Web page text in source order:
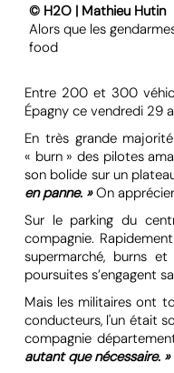
© H2O | Mathieu Hutin
Alors que les
food
Entre 200 et 300
Épagny ce vendredi 29
En très grande
« burn » des pilotes
son bolide sur un
en panne. »On
Sur le parking du
compagnie.
supermarché, burns
poursuites s’engagent
Mais les militaires ont
conducteurs, l'un était
compagnie
autant que nécessaire. »